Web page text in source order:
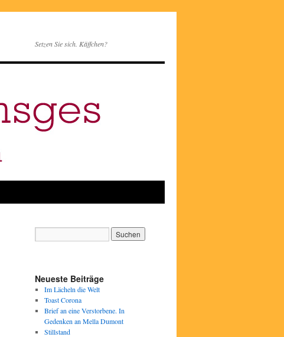
Setzen Sie sich. Käffchen?
Neueste Beiträge
Im Lächeln die Welt
Toast Corona
Brief an eine Verstorbene. In
Gedenken an Mella Dumont
Stillstand